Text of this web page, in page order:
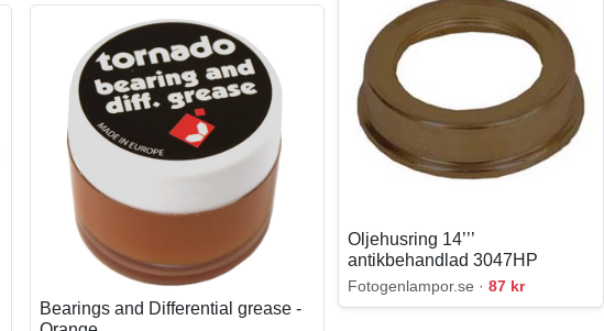
Bearings and Differential grease -
Oljehusring 14’’’
antikbehandlad 3047HP
Fotogenlampor.se ·87 kr